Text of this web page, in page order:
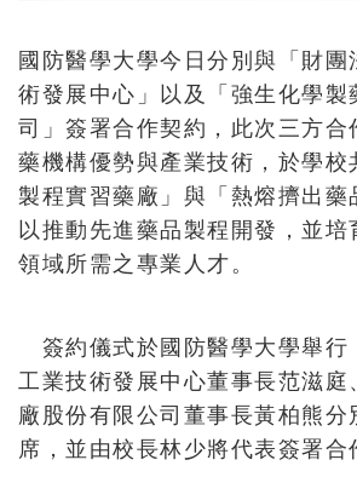
國防醫學大學今日分別與「財團
術發展中心」以及「強生化學製
司」簽署合作契約，此次三方合
藥機構優勢與產業技術，於學校
製程實習藥廠」與「熱熔擠出藥
以推動先進藥品製程開發，並培
領域所需之專業人才。
簽約儀式於國防醫學大學舉行
工業技術發展中心董事長范滋庭
廠股份有限公司董事長黃柏熊分
席，並由校長林少將代表簽署合